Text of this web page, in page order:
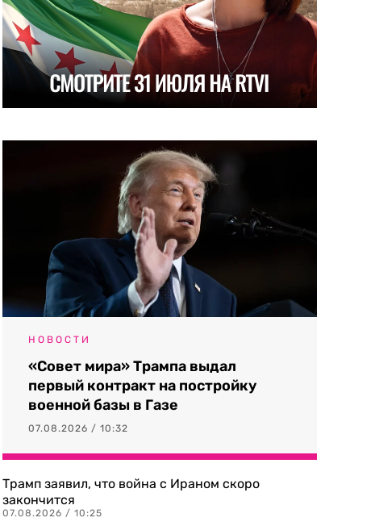
НОВОСТИ
«Совет мира» Трампа выдал
первый контракт на постройку
военной базы в Газе
07.08.2026 / 10:32
Трамп заявил, что война с Ираном скоро
закончится
07.08.2026 / 10:25